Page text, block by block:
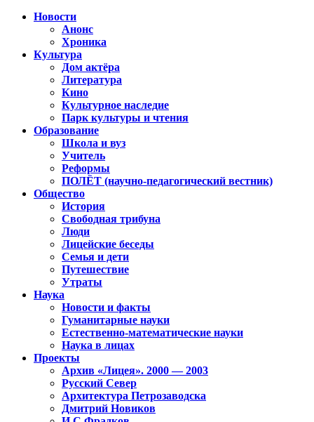
Новости
Анонс
Хроника
Культура
Дом актёра
Литература
Кино
Культурное наследие
Парк культуры и чтения
Образование
Школа и вуз
Учитель
Реформы
ПОЛЁТ (научно-педагогический вестник)
Общество
История
Свободная трибуна
Люди
Лицейские беседы
Семья и дети
Путешествие
Утраты
Наука
Новости и факты
Гуманитарные науки
Естественно-математические науки
Наука в лицах
Проекты
Архив «Лицея». 2000 — 2003
Русский Север
Архитектура Петрозаводска
Дмитрий Новиков